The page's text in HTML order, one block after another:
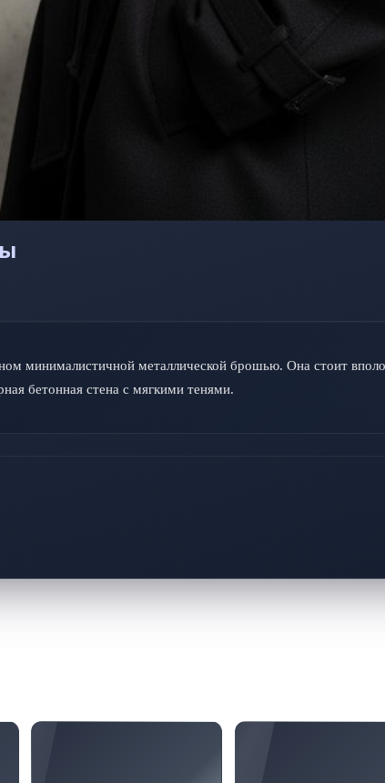
минималистичной металлической брошью. Она стоит
бетонная стена с мягкими тенями.